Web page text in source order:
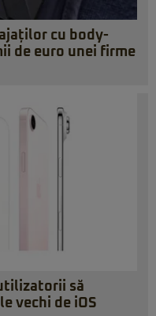
cu body-
de euro unei firme
să
vechi de iOS